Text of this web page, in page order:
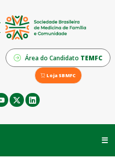
Área do Candidato TEMFC
Loja SBMFC
☰